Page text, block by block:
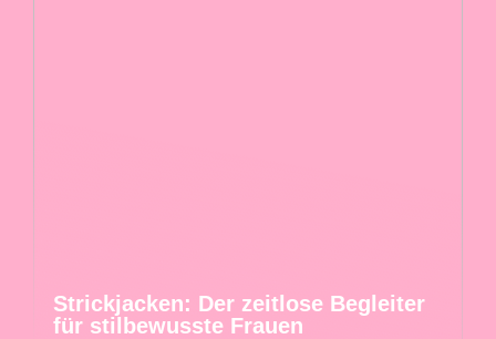
Strickjacken: Der zeitlose Begleiter
für stilbewusste Frauen